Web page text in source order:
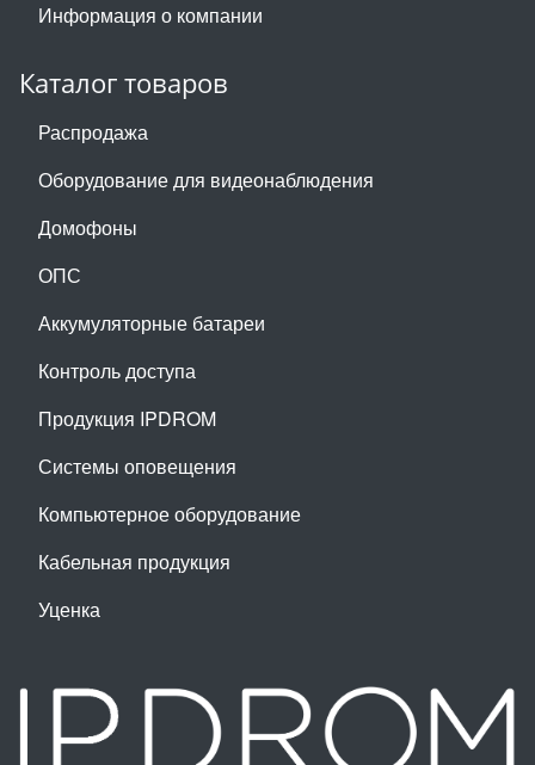
Информация о компании
Каталог товаров
Распродажа
Оборудование для видеонаблюдения
Домофоны
ОПС
Аккумуляторные батареи
Контроль доступа
Продукция IPDROM
Системы оповещения
Компьютерное оборудование
Кабельная продукция
Уценка